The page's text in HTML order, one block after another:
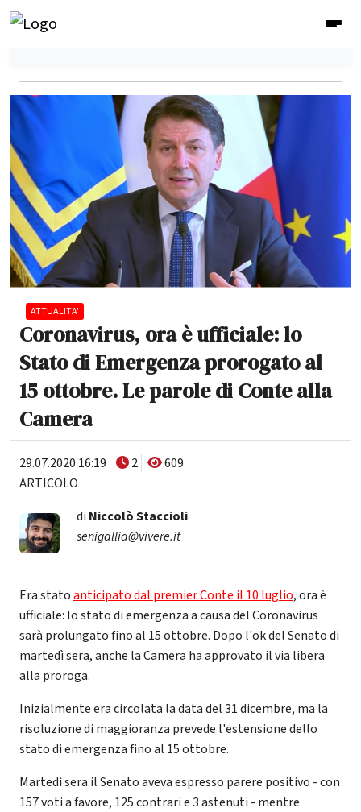
ATTUALITA'
Coronavirus, ora è ufficiale: lo
Stato di Emergenza prorogato al
15 ottobre. Le parole di Conte alla
Camera
29.07.2020 16:19 2
609
ARTICOLO
di Niccolò Staccioli
senigallia@vivere.it
Era statoanticipato dal premier Conte il 10 luglio, ora è
ufficiale: lo stato di emergenza a causa del Coronavirus
sarà prolungato fino al 15 ottobre. Dopo l'ok del Senato di
martedì sera, anche la Camera ha approvato il via libera
alla proroga.
Inizialmente era circolata la data del 31 dicembre, ma la
risoluzione di maggioranza prevede l'estensione dello
stato di emergenza fino al 15 ottobre.
Martedì sera il Senato aveva espresso parere positivo - con
157 voti a favore, 125 contrari e 3 astenuti - mentre